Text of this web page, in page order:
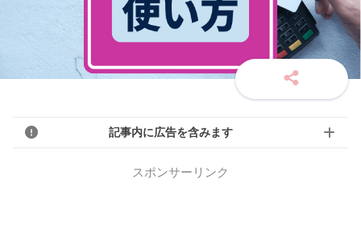
記事内に広告を含みます
スポンサーリンク